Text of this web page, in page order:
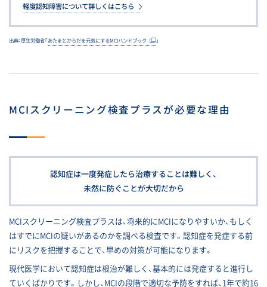
軽度認知障害について詳しくはこちら
出典：厚生労働省「あたまとからだを元気にするMCIハンドブック 」
MCIスクリーニング検査プラスが必要な理由
認知症は一度発症したら治療することは難しく、
未然に防ぐことが大切だから
MCIスクリーニング検査プラスは、将来的にMCIになりやすいか、もしく
はすでにMCIの疑いがあるのかを調べる検査です。認知症を発症する前
にリスクを把握することで、早めの対策が可能になります。
現代医学において認知症は根治が難しく、基本的には発症すると進行し
ていくばかりです。しかし、MCIの段階で適切な予防をすれば、1年で約16